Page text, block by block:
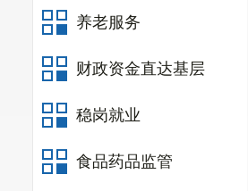
养老服务
财政资金直达基层
稳岗就业
食品药品监管